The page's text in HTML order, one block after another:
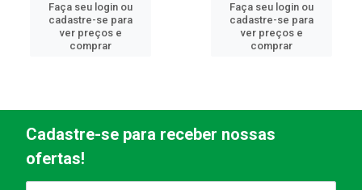
Faça seu login ou
cadastre-se para
ver preços e
comprar
Faça seu login ou
cadastre-se para
ver preços e
comprar
Cadastre-se para receber nossas
ofertas!